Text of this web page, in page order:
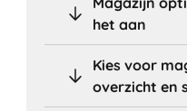
het aan
Kies voor
overzicht en